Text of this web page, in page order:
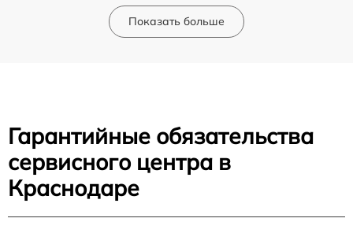
Показать больше
Гарантийные обязательства
сервисного центра в
Краснодаре